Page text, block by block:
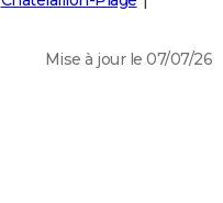
Mise à jour le 07/07/26